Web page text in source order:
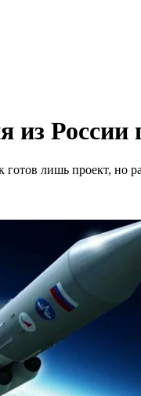
из России
готов лишь проект, но